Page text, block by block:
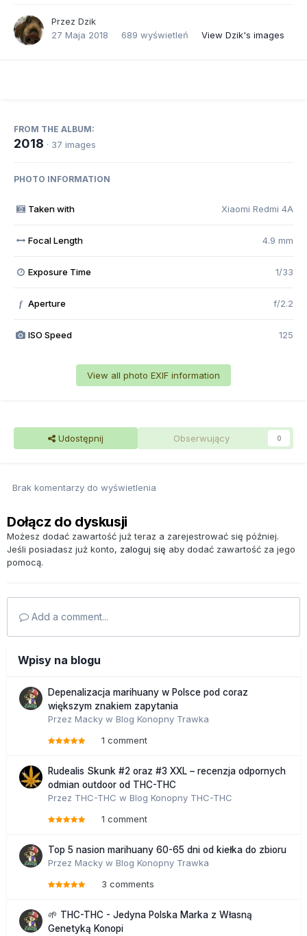
Przez Dzik
27 Maja 2018
689 wyświetleń View Dzik's images
FROM THE ALBUM:
2018 · 37 images
PHOTO INFORMATION
Taken with Xiaomi Redmi 4A
Focal Length 4.9 mm
Exposure Time 1/33
f Aperture f/2.2
ISO Speed 125
View all photo EXIF information
Udostępnij Obserwujący 0
Brak komentarzy do wyświetlenia
Dołącz do dyskusji
Możesz dodać zawartość już teraz a zarejestrować się później.
Jeśli posiadasz już konto, zaloguj się aby dodać zawartość za jego
pomocą.
Add a comment...
Wpisy na blogu
Depenalizacja marihuany w Polsce pod coraz
większym znakiem zapytania
Przez Macky w Blog Konopny Trawka
1 comment
Rudealis Skunk #2 oraz #3 XXL – recenzja odpornych
odmian outdoor od THC-THC
Przez THC-THC w Blog Konopny THC-THC
1 comment
Top 5 nasion marihuany 60-65 dni od kiełka do zbioru
Przez Macky w Blog Konopny Trawka
3 comments
🌱 THC-THC - Jedyna Polska Marka z Własną
Genetyką Konopi